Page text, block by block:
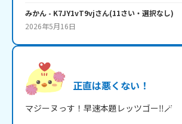
みかん - K7JY1vT9vjさん(11さい・ 選択なし)
2026年5月16日
正直は悪くない！
マジーヌっす！早速本題レッツゴー‼🪄